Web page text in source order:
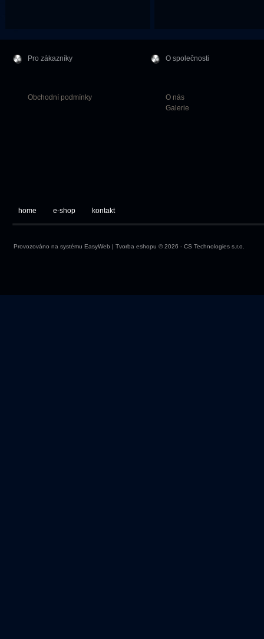
Pro zákazníky
Obchodní podmínky
O společnosti
O nás
Galerie
home e-shop kontakt
Provozováno na systému EasyWeb | Tvorba eshopu © 2026 - CS Technologies s.r.o.